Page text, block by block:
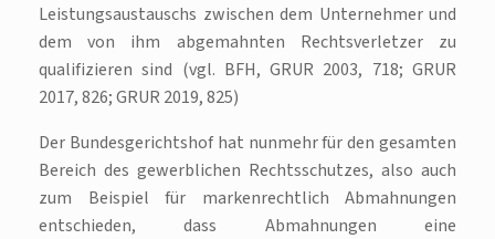
Leistungsaustauschs zwischen dem Unternehmer und
dem von ihm abgemahnten Rechtsverletzer zu
qualifizieren sind (vgl. BFH, GRUR 2003, 718; GRUR
2017, 826; GRUR 2019, 825)
Der Bundesgerichtshof hat nunmehr für den gesamten
Bereich des gewerblichen Rechtsschutzes, also auch
zum Beispiel für markenrechtlich Abmahnungen
entschieden, dass Abmahnungen eine